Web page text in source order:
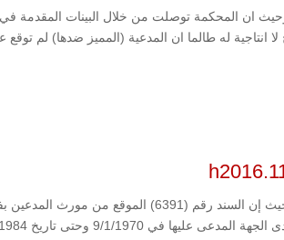
ان المحكمة توصلت من خلال البينات المقدمة
انتاجية له طالما ان المدعية (المميز ضدها) لم توقع